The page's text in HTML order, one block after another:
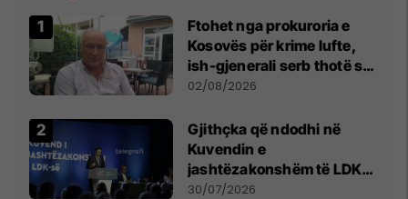
Ftohet nga prokuroria e
Kosovës për krime lufte,
ish-gjenerali serb thotë se
dikush e tradhtoi në
02/08/2026
Gjithçka që ndodhi në
Kuvendin e
jashtëzakonshëm të LDK-
së
30/07/2026